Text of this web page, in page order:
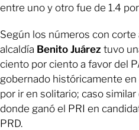
entre uno y otro fue de 1.4
Según los números con corte
alcaldía Benito Juárez tuvo
ciento por ciento a favor del
gobernado históricamente
por ir en solitario; caso
donde ganó el PRI en
PRD.